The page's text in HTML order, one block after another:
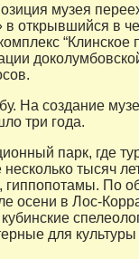
музея
открывшийся в
“Клинское
На создание
три года.
парк, где
тысяч
гиппопотамы. По
осени в Лос-
для